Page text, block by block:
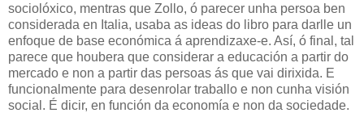
sociolóxico, mentras que Zollo, ó parecer unha persoa ben
considerada en Italia, usaba as ideas do libro para darlle un
enfoque de base económica á aprendizaxe-e. Así, ó final, tal
parece que houbera que considerar a educación a partir do
mercado e non a partir das persoas ás que vai dirixida. E
funcionalmente para desenrolar traballo e non cunha visión
social. É dicir, en función da economía e non da sociedade.